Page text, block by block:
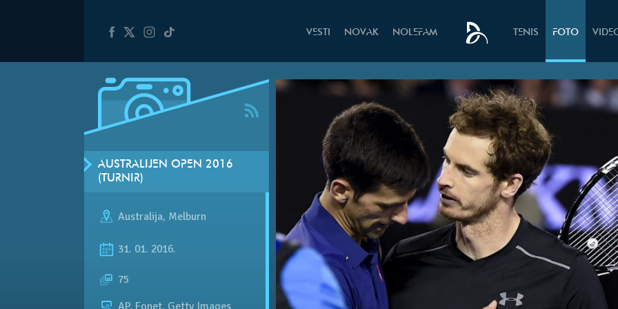
VESTI NOVAK NOLEFAM TENIS FOTO
AUSTRALIJEN OPEN 2016
(TURNIR)
Australija, Melburn
31. 01. 2016.
75